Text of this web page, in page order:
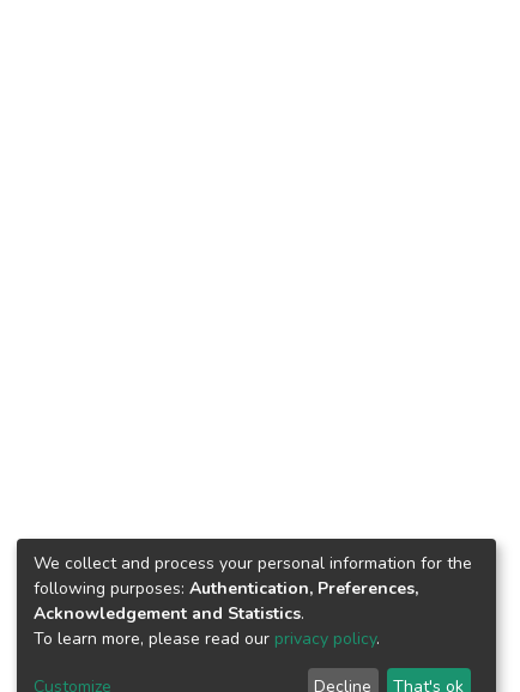
We collect and process your personal information for the
following purposes: Authentication, Preferences,
Acknowledgement and Statistics.
To learn more, please read our privacy policy.
Customize Decline That's ok